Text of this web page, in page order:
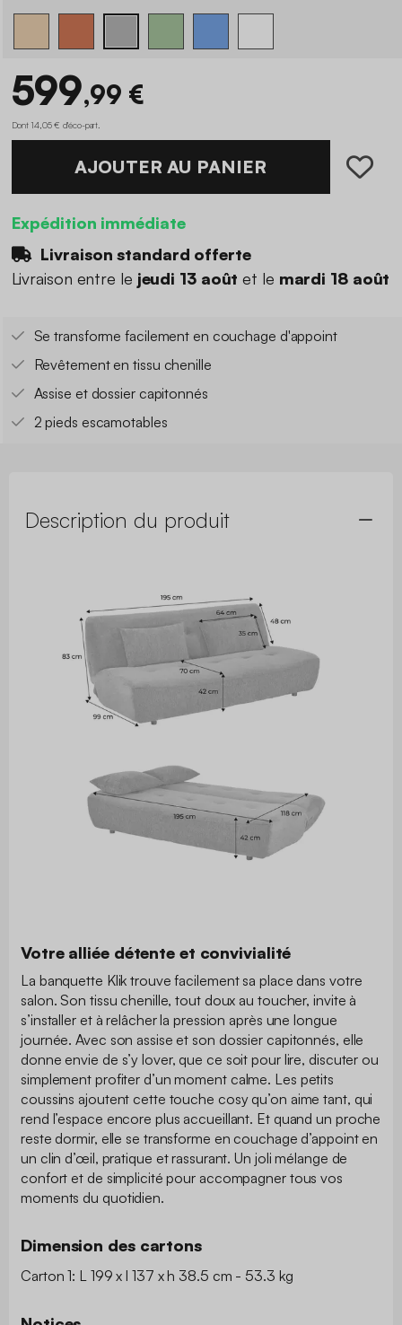
599,99 €
Dont 14,05 € d'éco-part
AJOUTER AU PANIER
Expédition immédiate
Livraison standard offerte
Livraison entre le jeudi 13 août et le mardi 18 août
Se transforme facilement en couchage d'appoint
Revêtement en tissu chenille
Assise et dossier capitonnés
2 pieds escamotables
Description du produit
Votre alliée détente et convivialité
La banquette Klik trouve facilement sa place dans votre
salon. Son tissu chenille, tout doux au toucher, invite à
s’installer et à relâcher la pression après une longue
journée. Avec son assise et son dossier capitonnés, elle
donne envie de s’y lover, que ce soit pour lire, discuter ou
simplement profiter d’un moment calme. Les petits
coussins ajoutent cette touche cosy qu’on aime tant, qui
rend l’espace encore plus accueillant. Et quand un proche
reste dormir, elle se transforme en couchage d’appoint en
un clin d’œil, pratique et rassurant. Un joli mélange de
confort et de simplicité pour accompagner tous vos
moments du quotidien.
Dimension des cartons
Carton 1: L 199 x l 137 x h 38.5 cm - 53.3 kg